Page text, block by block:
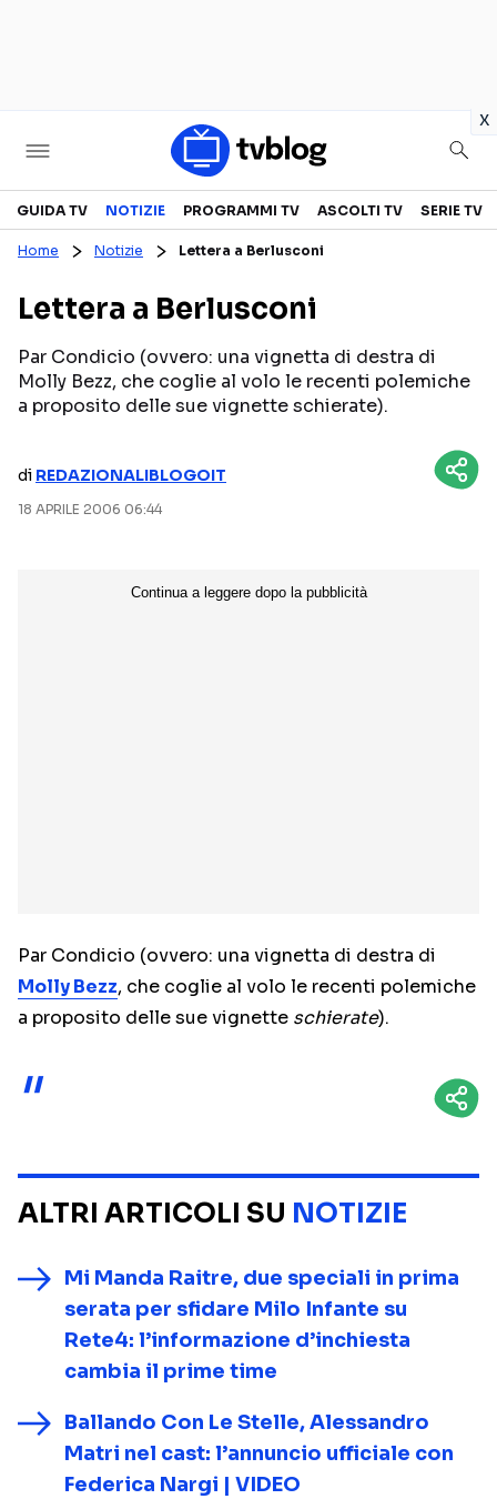
x
Televisione
CANALI TV
PROGRAMMI TV
PERSONAGGI TV
SERIE TV
REALITY SHOW
FICTION
Streaming
Seguici sui social
GUIDA TV NOTIZIE PROGRAMMI TV ASCOLTI TV SERIE TV
Home Notizie Lettera a Berlusconi
Lettera a Berlusconi
Par Condicio (ovvero: una vignetta di destra di
Molly Bezz, che coglie al volo le recenti polemiche
a proposito delle sue vignette schierate).
di REDAZIONALIBLOGOIT
18 APRILE 2006 06:44
Par Condicio (ovvero: una vignetta di destra di
Molly Bezz, che coglie al volo le recenti polemiche
a proposito delle sue vignette schierate).
ALTRI ARTICOLI SU NOTIZIE
Mi Manda Raitre, due speciali in prima
serata per sfidare Milo Infante su
Rete4: l’informazione d’inchiesta
cambia il prime time
Ballando Con Le Stelle, Alessandro
Matri nel cast: l’annuncio ufficiale con
Federica Nargi | VIDEO